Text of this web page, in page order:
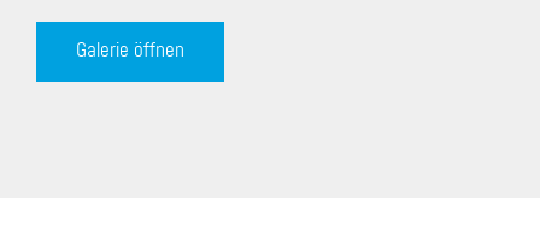
Galerie öffnen